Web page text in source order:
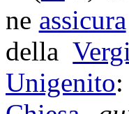
ne assicura
della
Unigenito: